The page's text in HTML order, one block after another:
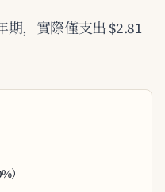
期，實際僅支出 $2.81
）